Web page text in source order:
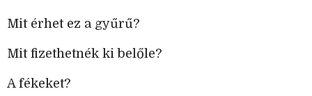
Mit érhet ez a gyűrű?
Mit fizethetnék ki belőle?
A fékeket?